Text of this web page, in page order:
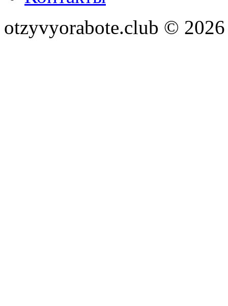
otzyvyorabote.club © 2026